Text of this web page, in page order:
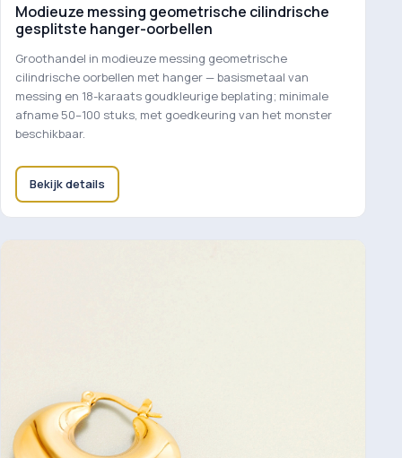
Modieuze messing geometrische cilindrische
gesplitste hanger-oorbellen
Groothandel in modieuze messing geometrische
cilindrische oorbellen met hanger — basismetaal van
messing en 18-karaats goudkleurige beplating; minimale
afname 50–100 stuks, met goedkeuring van het monster
beschikbaar.
Bekijk details